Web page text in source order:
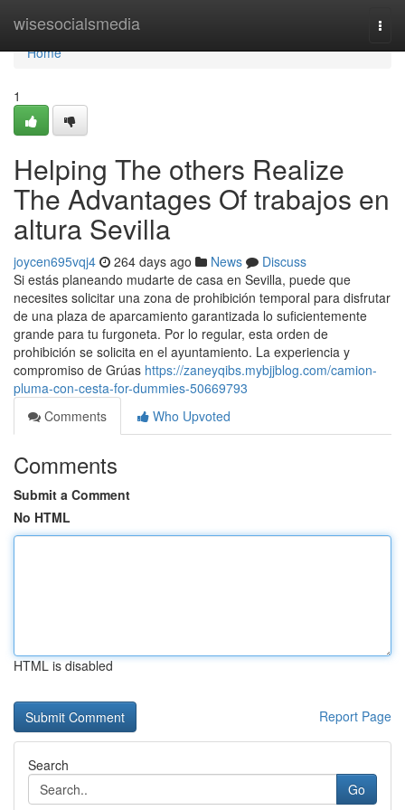
wisesocialsmedia
Home
Home
1
Helping The others Realize
The Advantages Of trabajos en
altura Sevilla
joycen695vqj4 264 days ago News
Discuss
Si estás planeando mudarte de casa en Sevilla, puede que
necesites solicitar una zona de prohibición temporal para disfrutar
de una plaza de aparcamiento garantizada lo suficientemente
grande para tu furgoneta. Por lo regular, esta orden de
prohibición se solicita en el ayuntamiento. La experiencia y
compromiso de Grúas https://zaneyqibs.mybjjblog.com/camion-
pluma-con-cesta-for-dummies-50669793
Comments
Who Upvoted
Comments
Submit a Comment
No HTML
HTML is disabled
Report Page
Search
Go